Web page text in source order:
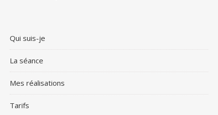
Qui suis-je
La séance
Mes réalisations
Tarifs